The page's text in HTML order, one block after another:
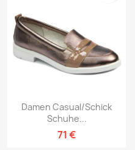
Damen Casual/Schick
Schuhe...
71 €